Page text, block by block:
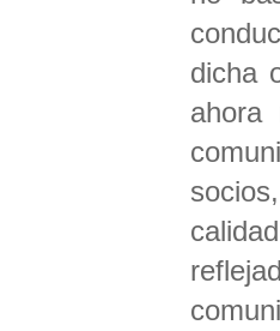
dicha
ahora